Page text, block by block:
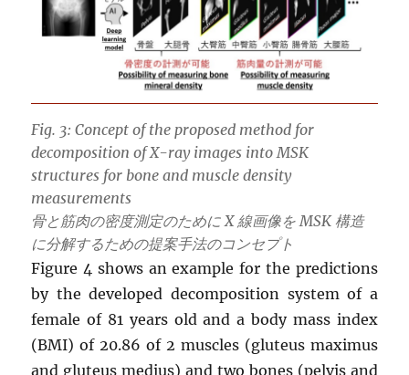
Fig. 3: Concept of the proposed method for
decomposition of X-ray images into MSK
structures for bone and muscle density
measurements
骨と筋肉の密度測定のために X 線画像を MSK 構造
に分解するための提案手法のコンセプト
Figure 4 shows an example for the predictions
by the developed decomposition system of a
female of 81 years old and a body mass index
(BMI) of 20.86 of 2 muscles (gluteus maximus
and gluteus medius) and two bones (pelvis and